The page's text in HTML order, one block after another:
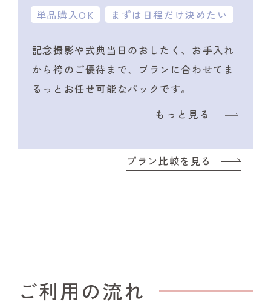
単品購入OK まずは日程だけ決めたい
記念撮影や式典当日のおしたく、 お手入れ
から袴のご優待まで、プランに合わせて ま
るっとお任せ可能なパックです。
もっと見る
プラン比較を見る
ご利用の流れ